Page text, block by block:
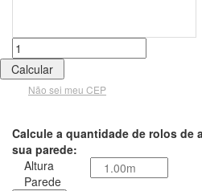
Não sei meu CEP
Calcule a quantidade de rolos de
sua parede:
Altura
Parede